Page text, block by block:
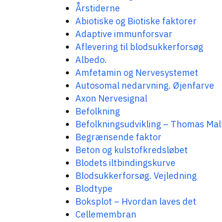
Årstiderne
Abiotiske og Biotiske faktorer
Adaptive immunforsvar
Aflevering til blodsukkerforsøg
Albedo.
Amfetamin og Nervesystemet
Autosomal nedarvning. Øjenfarve
Axon Nervesignal
Befolkning
Befolkningsudvikling – Thomas
Begrænsende faktor
Beton og kulstofkredsløbet
Blodets iltbindingskurve
Blodsukkerforsøg. Vejledning
Blodtype
Boksplot – Hvordan laves det
Cellemembran